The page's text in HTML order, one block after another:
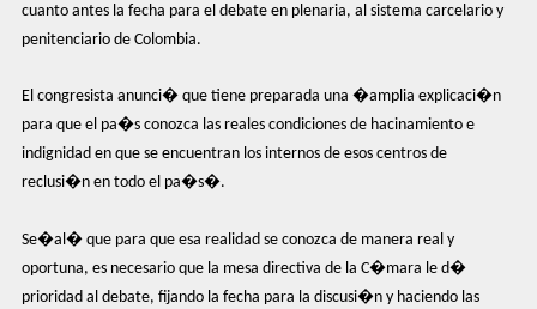
cuanto antes la fecha para el debate en plenaria, al sistema carcelario y
penitenciario de Colombia.
El congresista anunci� que tiene preparada una �amplia explicaci�n
para que el pa�s conozca las reales condiciones de hacinamiento e
indignidad en que se encuentran los internos de esos centros de
reclusi�n en todo el pa�s�.
Se�al� que para que esa realidad se conozca de manera real y
oportuna, es necesario que la mesa directiva de la C�mara le d�
prioridad al debate, fijando la fecha para la discusi�n y haciendo las